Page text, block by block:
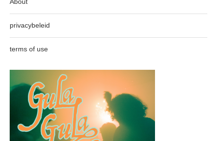
About
privacybeleid
terms of use